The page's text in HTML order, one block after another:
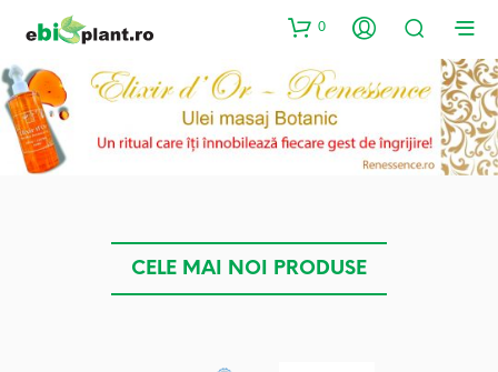
0
CELE MAI NOI PRODUSE